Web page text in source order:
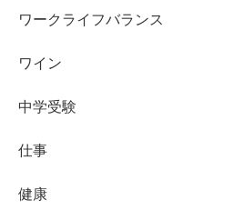
ワークライフバランス
ワイン
中学受験
仕事
健康